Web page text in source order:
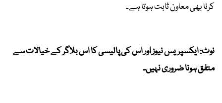
کرنا بھی معاون ثابت ہوتا ہے۔
نوٹ: ایکسپریس نیوز اور اس کی پالیسی کا اس بلاگر کے خیالات سے
متفق ہونا ضروری نہیں۔